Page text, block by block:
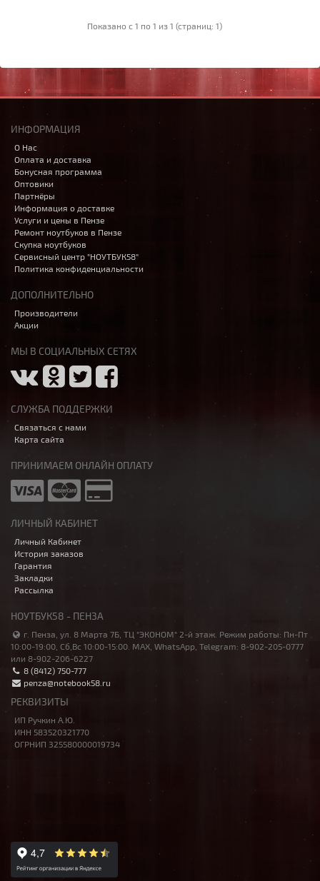
Показано с 1 по 1 из 1 (страниц: 1)
ИНФОРМАЦИЯ
О Нас
Оплата и доставка
Бонусная программа
Оптовики
Партнёры
Информация о доставке
Услуги и цены в Пензе
Ремонт ноутбуков в Пензе
Скупка ноутбуков
Сервисный центр "НОУТБУК58"
Политика конфиденциальности
ДОПОЛНИТЕЛЬНО
Производители
Акции
МЫ В СОЦИАЛЬНЫХ СЕТЯХ
СЛУЖБА ПОДДЕРЖКИ
Связаться с нами
Карта сайта
ПРИНИМАЕМ ОНЛАЙН ОПЛАТУ
ЛИЧНЫЙ КАБИНЕТ
Личный Кабинет
История заказов
Гарантия
Закладки
Рассылка
НОУТБУК58 - ПЕНЗА
г. Пенза, ул. 8 Марта 7Б, ТЦ "ЭКОНОМ" 2-й этаж. Режим работы: Пн-Пт
10:00-19:00, Сб,Вс 10:00-15:00. MAX, WhatsApp, Telegram: 8-902-205-0777
или 8-902-206-6227
8 (8412) 750-777
penza@notebook58.ru
РЕКВИЗИТЫ
ИП Ручкин А.Ю.
ИНН 583520321770
ОГРНИП 325580000019734